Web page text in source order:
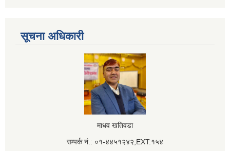
सूचना अधिकारी
माधव खतिवडा
सम्पर्क नं.: ०१-४४५१२४२,EXT:१५४